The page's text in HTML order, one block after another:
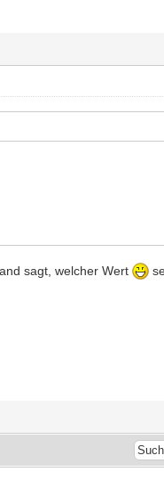
sagt, welcher Wert